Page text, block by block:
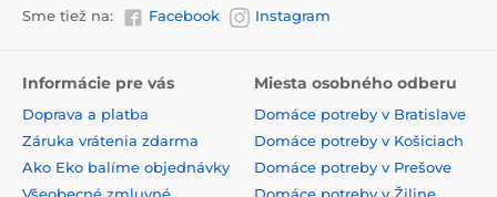
Sme tiež na: Facebook Instagram
Informácie pre vás
Doprava a platba
Záruka vrátenia zdarma
Ako Eko balíme objednávky
Všeobecné zmluvné
Miesta osobného odberu
Domáce potreby v Bratislave
Domáce potreby v Košiciach
Domáce potreby v Prešove
Domáce potreby v Žiline